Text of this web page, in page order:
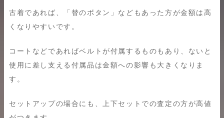
古着であれば、「替のボタン」などもあった方が金額は高
くなりやすいです。
コートなどであればベルトが付属するものもあり、ないと
使用に差し支える付属品は金額への影響も大きくなりま
す。
セットアップの場合にも、上下セットでの査定の方が高値